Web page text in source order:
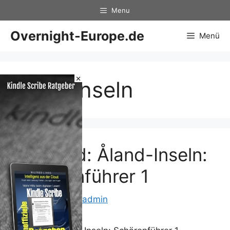
×
Inhalt
springen
Menu
Overnight-Europe.de Menü
ÅlandInseln
Finnland: Åland-Inseln:
Schärenführer 1
2. Juli 2012 vonadmin